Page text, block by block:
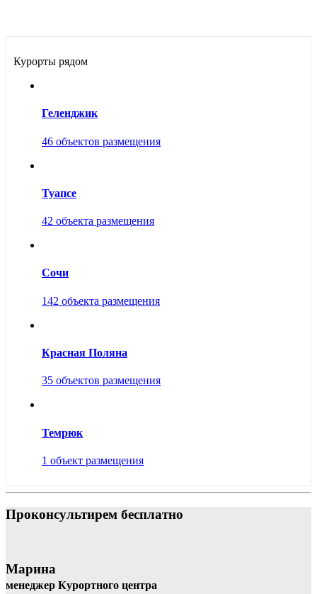
Курорты рядом
Геленджик
46 объектов размещения
Туапсе
42 объекта размещения
Сочи
142 объекта размещения
Красная Поляна
35 объектов размещения
Темрюк
1 объект размещения
Проконсультирем бесплатно
Марина
менеджер Курортного центра